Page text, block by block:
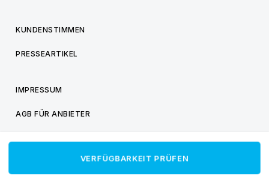
VERFÜGBARKEIT PRÜFEN
KUNDENSTIMMEN
PRESSEARTIKEL
IMPRESSUM
AGB FÜR ANBIETER